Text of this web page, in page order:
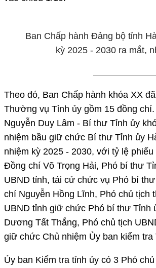
Ban Chấp hành Đảng bộ tỉnh
kỳ 2025 - 2030 ra mắt,
Theo đó, Ban Chấp hành khóa XX
Thường vụ Tỉnh ủy gồm 15 đồng
Nguyễn Duy Lâm - Bí thư Tỉnh ủy
nhiệm bầu giữ chức Bí thư Tỉnh ủy
nhiệm kỳ 2025 - 2030, với tỷ lệ phiếu
Đồng chí Võ Trọng Hải, Phó bí thư
UBND tỉnh, tái cử chức vụ Phó bí
chí Nguyễn Hồng Lĩnh, Phó chủ tịch
UBND tỉnh giữ chức Phó bí thư Tỉnh
Dương Tất Thắng, Phó chủ tịch
giữ chức Chủ nhiệm Ủy ban kiểm tra
Ủy ban Kiểm tra tỉnh ủy có 3 Phó